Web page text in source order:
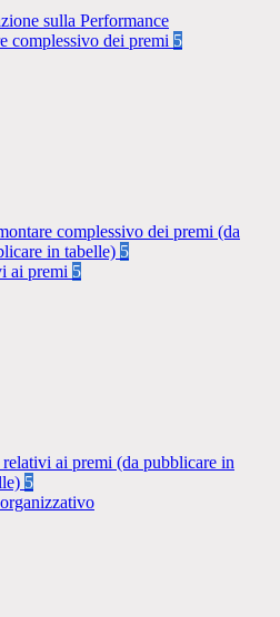
sulla Performance
complessivo dei premi 5
complessivo dei premi (da
in tabelle) 5
ai premi 5
ai premi (da pubblicare in
5